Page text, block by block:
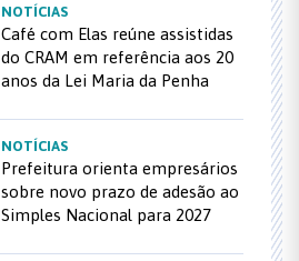
NOTÍCIAS
Café com Elas reúne assistidas
do CRAM em referência aos 20
anos da Lei Maria da Penha
NOTÍCIAS
Prefeitura orienta empresários
sobre novo prazo de adesão ao
Simples Nacional para 2027